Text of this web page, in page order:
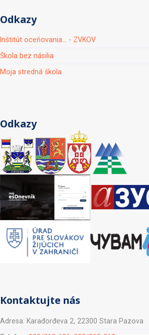
Odkazy
Inštitút oceňovania... - ZVKOV
Škola bez násilia
Moja stredná škola
Odkazy
Kontaktujte nás
Adresa: Karađorđeva 2, 22300 Stara Pazova